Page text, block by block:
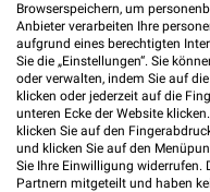
11,4
Angebote ab 10.08.
Gültig ab Mo. 10.08.
PENNY
Browserspeichern, um
Anbieter verarbeiten Ihre
aufgrund eines berechtigten
Sie die „Einstellungen“. Sie
oder verwalten, indem Sie auf
klicken oder jederzeit auf die
unteren Ecke der Website
klicken Sie auf den
und klicken Sie auf den
Sie Ihre Einwilligung widerrufen.
Partnern mitgeteilt und haben